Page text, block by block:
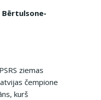
Bērtulsone-
ziemas
čempione
kurš